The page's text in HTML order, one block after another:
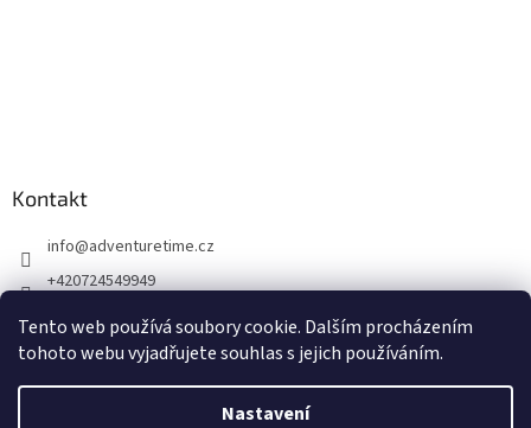
Tento web používá soubory cookie. Dalším procházením
tohoto webu vyjadřujete souhlas s jejich používáním.
Nastavení
Kontakt
info@adventuretime.cz
+420724549949
+420606618099
Vytvořil Shoptet